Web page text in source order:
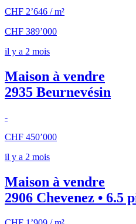
CHF 2’646 / m²
CHF 389’000
il y a 2 mois
Maison à vendre
2935 Beurnevésin
-
CHF 450’000
il y a 2 mois
Maison à vendre
2906 Chevenez • 6.5